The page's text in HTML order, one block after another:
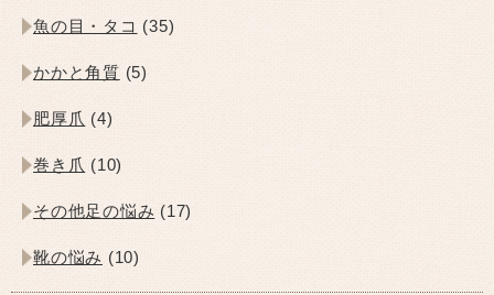
魚の目・タコ (35)
かかと角質 (5)
肥厚爪 (4)
巻き爪 (10)
その他足の悩み (17)
靴の悩み (10)